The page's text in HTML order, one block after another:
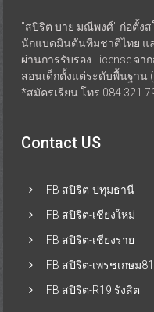
"สปิริต บาย มณีพงศ์" ก่อตั้งส
นักแบดมินตันทีมชาติไทย แ
ผ่านการรับรอง License จ
สอนเด็กตั้งแต่ระดับพื้นฐาน
*สมัครเรียน โทร 084 321
Contact US
FB สปิริต-ปทุมธานี
FB สปิริต-เชียงใหม่
FB สปิริต-เชียงราย
FB สปิริต-เพรชเกษม81
FB สปิริต-R19 รังสิต